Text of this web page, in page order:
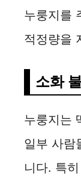
누룽지를
적정량을
소화
누룽지는
일부 사람
니다. 특